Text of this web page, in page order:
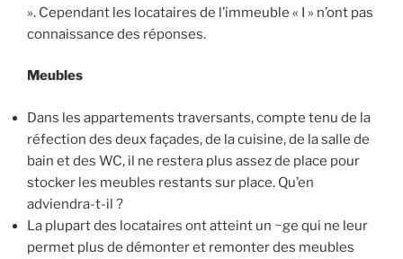
». Cependant les locataires de l’immeuble « I » n’ont pas
connaissance des réponses.
Meubles
Dans les appartements traversants, compte tenu de la
réfection des deux façades, de la cuisine, de la salle de
bain et des WC, il ne restera plus assez de place pour
stocker les meubles restants sur place. Qu’en
adviendra-t-il ?
La plupart des locataires ont atteint un ~ge qui ne leur
permet plus de démonter et remonter des meubles